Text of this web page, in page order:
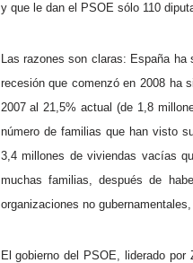
y que le dan el PSOE sólo 110
Las razones son claras: España
recesión que comenzó en 2008 ha
2007 al 21,5% actual (de 1,8
número de familias que han visto
3,4 millones de viviendas vacías
muchas familias, después de
organizaciones no
El gobierno del PSOE, liderado